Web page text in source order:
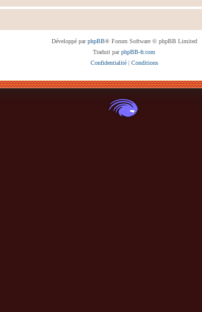
Développé parphpBB® Forum Software © phpBB Limited
Traduit parphpBB-fr.com
Confidentialité| Conditions